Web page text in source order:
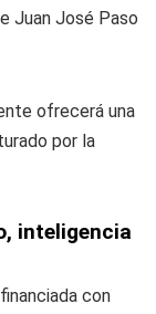
Juan José Paso
ofrecerá una
por la
inteligencia
financiada con